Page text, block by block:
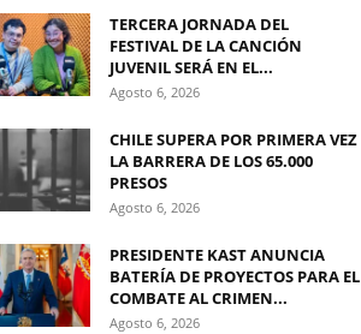
TERCERA JORNADA DEL
FESTIVAL DE LA CANCIÓN
JUVENIL SERÁ EN EL...
Agosto 6, 2026
CHILE SUPERA POR PRIMERA VEZ
LA BARRERA DE LOS 65.000
PRESOS
Agosto 6, 2026
PRESIDENTE KAST ANUNCIA
BATERÍA DE PROYECTOS PARA EL
COMBATE AL CRIMEN...
Agosto 6, 2026